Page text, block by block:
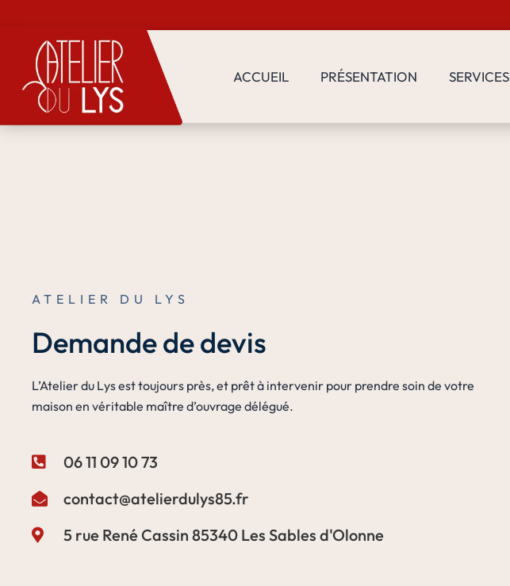
ACCUEIL PRÉSENTATION SERVICES
ATELIER DU LYS
Demande de devis
L’Atelier du Lys est toujours près, et prêt à intervenir pour prendre soin de votre
maison en véritable maître d’ouvrage délégué.
06 11 09 10 73
contact@atelierdulys85.fr
5 rue René Cassin 85340 Les Sables d'Olonne